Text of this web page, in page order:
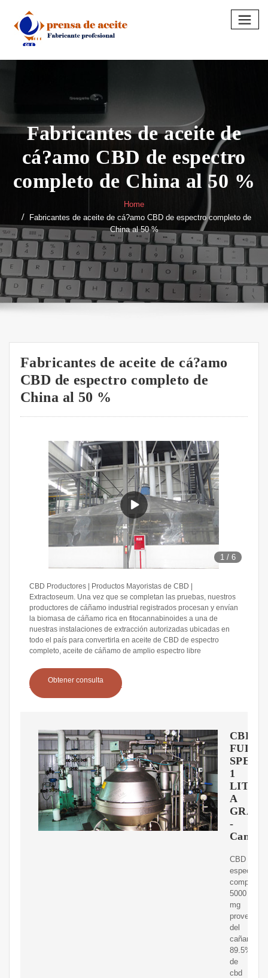
content
Fabricantes de aceite de
cá?amo CBD de espectro
completo de China al 50 %
Home
Fabricantes de aceite de cá?amo CBD de espectro completo de
China al 50 %
Fabricantes de aceite de cá?amo
CBD de espectro completo de
China al 50 %
1 /6
CBD Productores | Productos Mayoristas de CBD |
Extractoseum. Una vez que se completan las pruebas, nuestros
productores de cáñamo industrial registrados procesan y envían
la biomasa de cáñamo rica en fitocannabinoides a una de
nuestras instalaciones de extracción autorizadas ubicadas en
todo el país para convertirla en aceite de CBD de espectro
completo, aceite de cáñamo de amplio espectro libre
Obtener consulta
CBD
FULL
1
LITRO
A
-
CBD
espectro
completo
5000
mg
del
cañamo.
89.5%
de
cbd